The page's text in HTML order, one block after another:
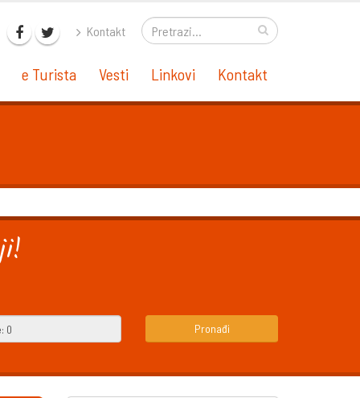
Kontakt
e Turista Vesti Linkovi Kontakt
Pronađi